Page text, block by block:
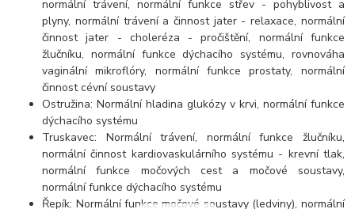
normální trávení, normální funkce střev - pohyblivost a
plyny, normální trávení a činnost jater - relaxace, normální
činnost jater - choleréza - pročištění, normální funkce
žlučníku, normální funkce dýchacího systému, rovnováha
vaginální mikroflóry, normální funkce prostaty, normální
činnost cévní soustavy
Ostružina: Normální hladina glukózy v krvi, normální funkce
dýchacího systému
Truskavec: Normální trávení, normální funkce žlučníku,
normální činnost kardiovaskulárního systému - krevní tlak,
normální funkce močových cest a močové soustavy,
normální funkce dýchacího systému
Řepík: Normální funkce močové soustavy (ledviny), normální